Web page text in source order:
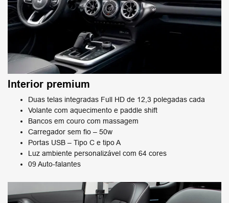
Interior premium​
Duas telas integradas Full HD de 12,3 polegadas cada
Volante com aquecimento e paddle shift
Bancos em couro com massagem​
Carregador sem fio – 50w​
Portas USB – Tipo C e tipo A​
Luz ambiente personalizável com 64 cores
09 Auto-falantes